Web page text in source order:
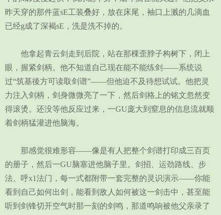
昨天穿的那件蓝sE工装叠好，放在床尾，袖口上溅的几滴血
已经g成了深褐sE，洗是洗不掉的。
他拿起青云剑走到后院，站在那棵歪脖子构树下，闭上
眼，握紧剑柄。他不知道自己现在能不能练剑——系统说
过“筑基後方可读取剑谱”——但他迫不及待想试试。他把灵
力注入剑柄，剑身微微亮了一下，然后剑格上的铭文忽然变
得滚烫。还没等他反应过来，一GU庞大到窒息的信息流就顺
着剑柄猛灌进他脑海。
那感觉很难形容——像是有人把整个剑谱打印成三百页
的册子，然后一GU脑塞进他脑子里。剑招、运劲路线、步
法、呼x1法门，每一式都附带一套完整的灵识演示——你能
看到自己如何出剑，能看到敌人如何被这一剑击中，甚至能
听到剑锋切开空气时那一刻的剑鸣，那道鸣响被他父亲录了